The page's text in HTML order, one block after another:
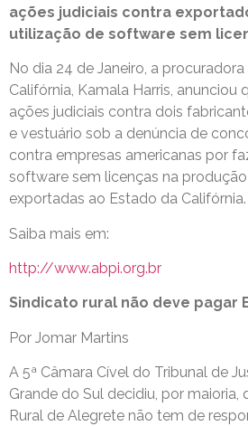
ações judiciais contra
utilização de software sem
No dia 24 de Janeiro, a
Califórnia, Kamala Harris, anunciou
ações judiciais contra dois
e vestuário sob a denúncia de
contra empresas americanas por
software sem licenças na
exportadas ao Estado da Califórnia.
Saiba mais em:
http://www.abpi.org.br
Sindicato rural não deve pagar
Por Jomar Martins
A 5ª Câmara Cível do Tribunal de
Grande do Sul decidiu, por maioria,
Rural de Alegrete não tem de